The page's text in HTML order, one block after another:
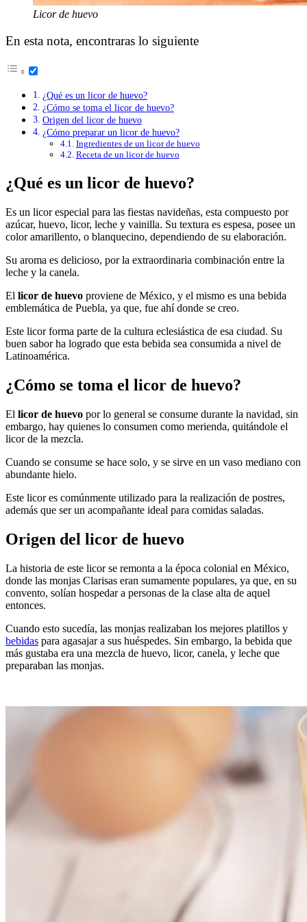
Licor de huevo
En esta nota, encontraras lo siguiente
¿Qué es un licor de huevo?
¿Cómo se toma el licor de huevo?
Origen del licor de huevo
¿Cómo preparar un licor de huevo?
Ingredientes de un licor de huevo
Receta de un licor de huevo
¿Qué es un licor de huevo?
Es un licor especial para las fiestas navideñas, esta compuesto por
azúcar, huevo, licor, leche y vainilla. Su textura es espesa, posee un
color amarillento, o blanquecino, dependiendo de su elaboración.
Su aroma es delicioso, por la extraordinaria combinación entre la
leche y la canela.
El licor de huevo proviene de México, y el mismo es una bebida
emblemática de Puebla, ya que, fue ahí donde se creo.
Este licor forma parte de la cultura eclesiástica de esa ciudad. Su
buen sabor ha logrado que esta bebida sea consumida a nivel de
Latinoamérica.
¿Cómo se toma el licor de huevo?
El licor de huevo por lo general se consume durante la navidad, sin
embargo, hay quienes lo consumen como merienda, quitándole el
licor de la mezcla.
Cuando se consume se hace solo, y se sirve en un vaso mediano con
abundante hielo.
Este licor es comúnmente utilizado para la realización de postres,
además que ser un acompañante ideal para comidas saladas.
Origen del licor de huevo
La historia de este licor se remonta a la época colonial en México,
donde las monjas Clarisas eran sumamente populares, ya que, en su
convento, solían hospedar a personas de la clase alta de aquel
entonces.
Cuando esto sucedía, las monjas realizaban los mejores platillos y
bebidas para agasajar a sus huéspedes. Sin embargo, la bebida que
más gustaba era una mezcla de huevo, licor, canela, y leche que
preparaban las monjas.